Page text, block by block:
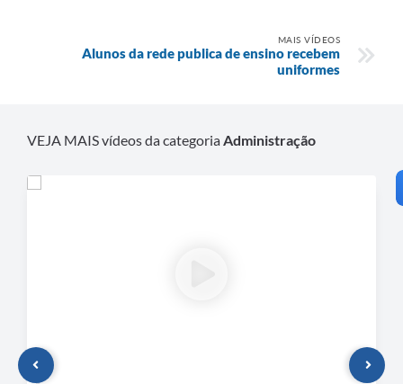
MAIS VÍDEOS
Alunos da rede publica de ensino recebem
uniformes
VEJA MAIS vídeos da categoriaAdministração